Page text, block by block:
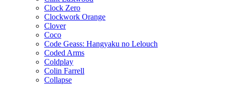
Clock Zero
Clockwork Orange
Clover
Coco
Code Geass: Hangyaku no Lelouch
Coded Arms
Coldplay
Colin Farrell
Collapse